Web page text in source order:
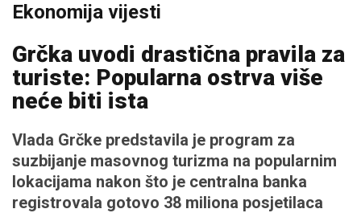
Ekonomija vijesti
Grčka uvodi drastična pravila za
turiste: Popularna ostrva više
neće biti ista
Vlada Grčke predstavila je program za
suzbijanje masovnog turizma na popularnim
lokacijama nakon što je centralna banka
registrovala gotovo 38 miliona posjetilaca